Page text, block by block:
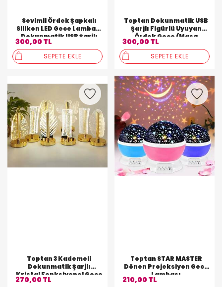
Sevimli Ördek Şapkalı
Silikon LED Gece Lambası
Dokunmatik USB Şarjlı
300,00 TL
SEPETE EKLE
Toptan Dokunmatik USB
Şarjlı Figürlü Uyuyan
Ördek Gece (Masa
Lambası)
300,00 TL
SEPETE EKLE
Toptan 3 Kademeli
Dokunmatik Şarjlı
Kristal Fonksiyonel Gece
Lambası
270,00 TL
Toptan STAR MASTER
Dönen Projeksiyon Gece
Lambası
210,00 TL